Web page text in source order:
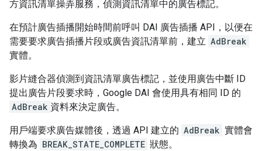
方資訊清單操弄服務，偵測資訊清單中的廣告標記。
在預計廣告插播開始時間前呼叫 DAI 廣告插播 API，以便在
需要要求廣告插播片段或廣告資訊清單前，建立 AdBreak
實體。
影片縫合器偵測到資訊清單廣告標記，並使用廣告中斷 ID
提出廣告片段要求時，Google DAI 會使用具有相同 ID 的
AdBreak 資料來決定廣告。
用戶端要求廣告媒體後，透過 API 建立的 AdBreak 實體會
轉換為 BREAK_STATE_COMPLETE 狀態。